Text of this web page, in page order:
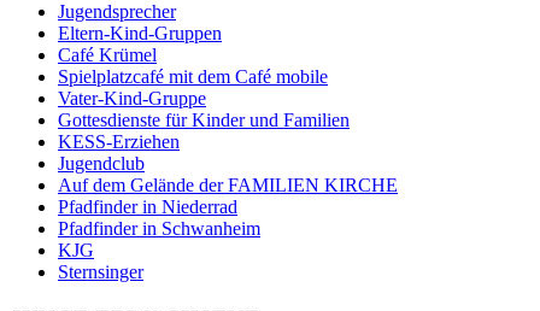
Jugendsprecher
Eltern-Kind-Gruppen
Café Krümel
Spielplatzcafé mit dem Café mobile
Vater-Kind-Gruppe
Gottesdienste für Kinder und Familien
KESS-Erziehen
Jugendclub
Auf dem Gelände der FAMILIEN KIRCHE
Pfadfinder in Niederrad
Pfadfinder in Schwanheim
KJG
Sternsinger